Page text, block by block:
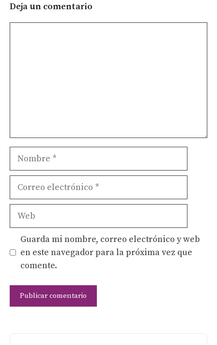
Deja un comentario
Nombre
Correo
Web
Guarda mi nombre, correo electrónico y web
en este navegador para la próxima vez que
comente.